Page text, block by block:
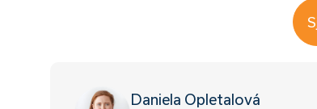
Daniela Opletalová